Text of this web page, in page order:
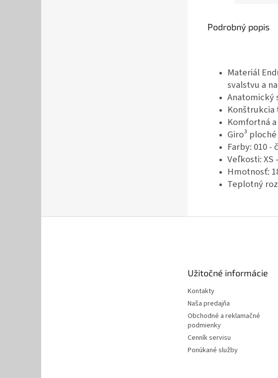
Podrobný popis
Materiál
svalstvu a
Anatomický
Komfortná
Giro³
Farby: 010 -
Veľkosti: XS
Hmotnosť:
Teplotný
Užitočné informácie
Kontakty
Naša predajňa
Obchodné a reklamačné
podmienky
Cenník servisu
Ponúkané služby